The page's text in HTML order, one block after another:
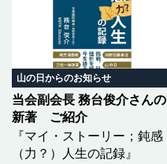
授）をお迎えし、「どうし
たら生物多様性を『知る』
ことができるのか 〜市民科
学の実践〜」をテーマにご
講演いただく予定です。
山の日からのお知らせ
当会副会長 務台俊介さんの
新著 ご紹介
『マイ・ストーリー；鈍感
（力？）人生の記録』